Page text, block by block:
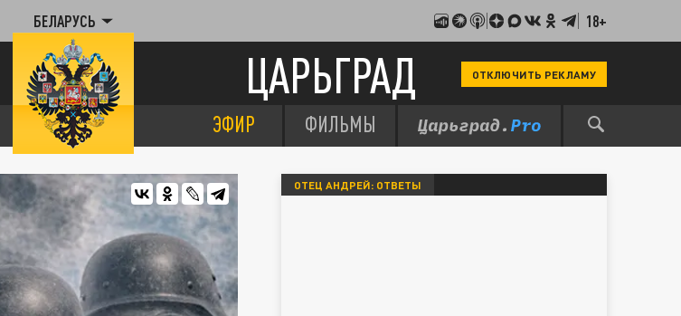
БЕЛАРУСЬ 18+
ЦАРЬГРАД ОТКЛЮЧИТЬ РЕКЛАМУ
ЭФИР ФИЛЬМЫ
ОТЕЦ АНДРЕЙ: ОТВЕТЫ